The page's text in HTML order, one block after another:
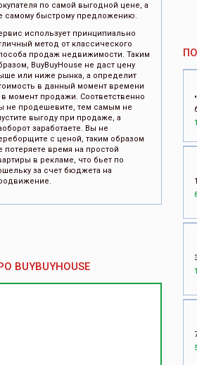
по самой выгодной цене, а
самому быстрому предложению.
использует принципиально
метод от классического
продаж недвижимости. Таким
BuyBuyHouse не даст цену
или ниже рынка, а определит
в данный момент времени
момент продажи. Соответственно
не продешевите, тем самым не
выгоду при продаже, а
заработаете. Вы не
с ценой, таким образом
потеряете время на простой
в рекламе, что бьет по
за счет бюджета на